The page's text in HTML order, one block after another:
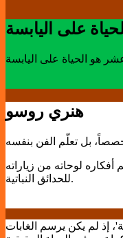
هنري روسو
لوحاته من زياراته
للحدائق النباتية.
إذ لم يكن يرسم الغابات